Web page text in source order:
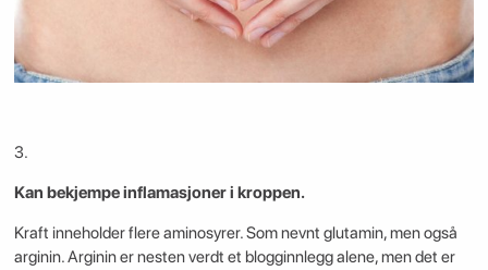
3.
Kan bekjempe inflamasjoner i kroppen.
Kraft inneholder flere aminosyrer. Som nevnt glutamin, men også
arginin. Arginin er nesten verdt et blogginnlegg alene, men det er